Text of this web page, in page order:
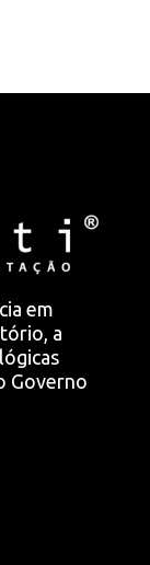
em
a
Governo